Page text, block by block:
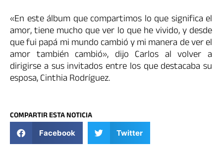
«En este álbum que compartimos lo que significa el
amor, tiene mucho que ver lo que he vivido, y desde
que fui papá mi mundo cambió y mi manera de ver el
amor también cambió», dijo Carlos al volver a
dirigirse a sus invitados entre los que destacaba su
esposa, Cinthia Rodríguez.
COMPARTIR ESTA NOTICIA
Facebook Twitter